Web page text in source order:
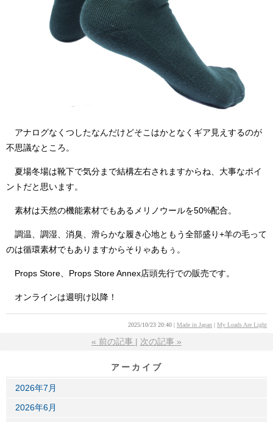
アナログなくつしたなんだけどそこはかとなくギア見えするのが
不思議なところ。
夏場冬場は靴下で気分まで結構左右されますからね、大事なポイ
ントだと思います。
素材は天然の機能素材でもあるメリノウールを50%配合。
調温、調湿、消臭、滑らかな履き心地ともう全部盛り+羊の毛って
のは循環素材でもありますからそりゃあもぅ。
Props Store、Props Store Annex店頭先行での販売です。
オンラインは週明け以降！
2025/10/23 20:40 Made in Japan My Loads Are Light
« 前の記事 次の記事 »
アーカイブ
2026年7月
2026年6月